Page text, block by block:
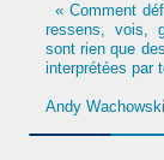
« Comment
ressens, vois,
sont rien que
interprétées par
Andy Wachowski